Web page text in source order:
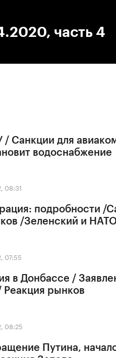
часть 4
/ Санкции для
водоснабжение
08:31
подробности /
/Зеленский и
07:55
в Донбассе /
Реакция рынков
08:25
Путина,